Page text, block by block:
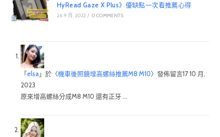
HyRead Gaze X Plus》優缺點一次看推薦心得
26 9 月, 2022 / 0 COMMENTS
「elsa」於〈機車後照鏡增高螺絲推薦M8 M10〉發佈留言17 10 月,
2023
原來增高螺絲分成M8 M10 還有正牙 …